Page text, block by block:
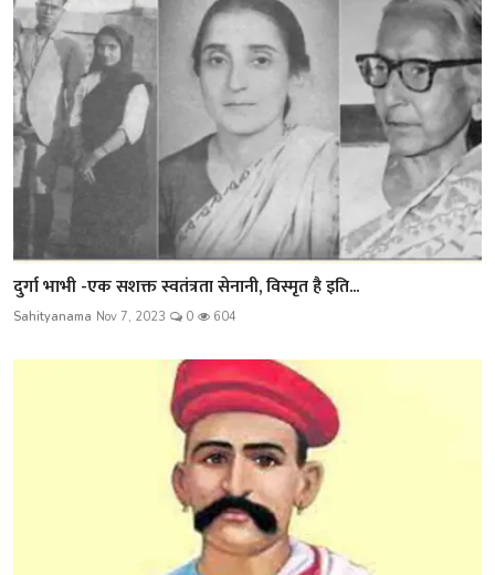
दुर्गा भाभी -एक सशक्त स्वतंत्रता सेनानी, विस्मृत है इति...
Sahityanama Nov 7, 2023 0 604